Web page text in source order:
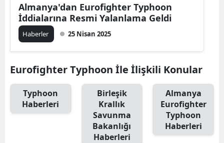
Almanya'dan Eurofighter Typhoon
İddialarına Resmi Yalanlama Geldi
Haberler 25 Nisan 2025
Eurofighter Typhoon İle İlişkili Konular
Typhoon
Haberleri
Birleşik
Krallık
Savunma
Bakanlığı
Haberleri
Almanya
Eurofighter
Typhoon
Haberleri